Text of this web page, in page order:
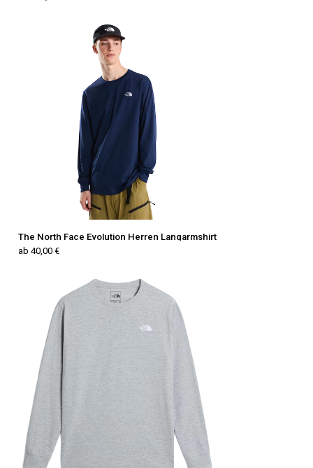
The North Face Evolution Herren Langarmshirt
ab 40,00 €